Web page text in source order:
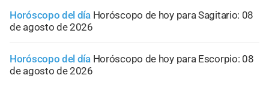
Horóscopo del día Horóscopo de hoy para Sagitario: 08
de agosto de 2026
Horóscopo del día Horóscopo de hoy para Escorpio: 08
de agosto de 2026